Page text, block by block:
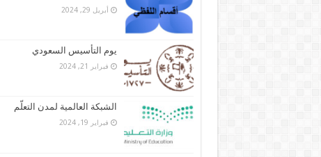
أبريل 29, 2024
يوم التأسيس السعودي
فبراير 21, 2024
الشبكة العالمية لمدن التعلّم
فبراير 19, 2024